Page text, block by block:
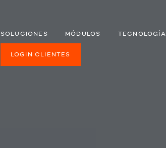
SOLUCIONES MÓDULOS TECNOLOGÍA
LOGIN CLIENTES